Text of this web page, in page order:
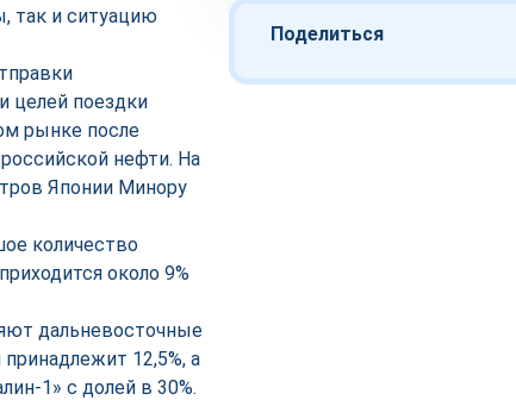
так и ситуацию
целей поездки
рынке после
нефти. На
Японии Минору
количество
около 9%
дальневосточные
12,5%, а
1» с долей в 30%.
Поделиться